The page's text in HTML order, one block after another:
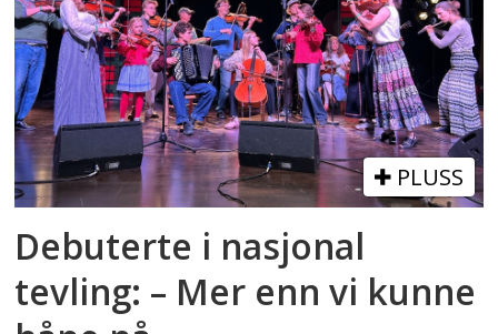
PLUSS
Debuterte i nasjonal
tevling: – Mer enn vi kunne